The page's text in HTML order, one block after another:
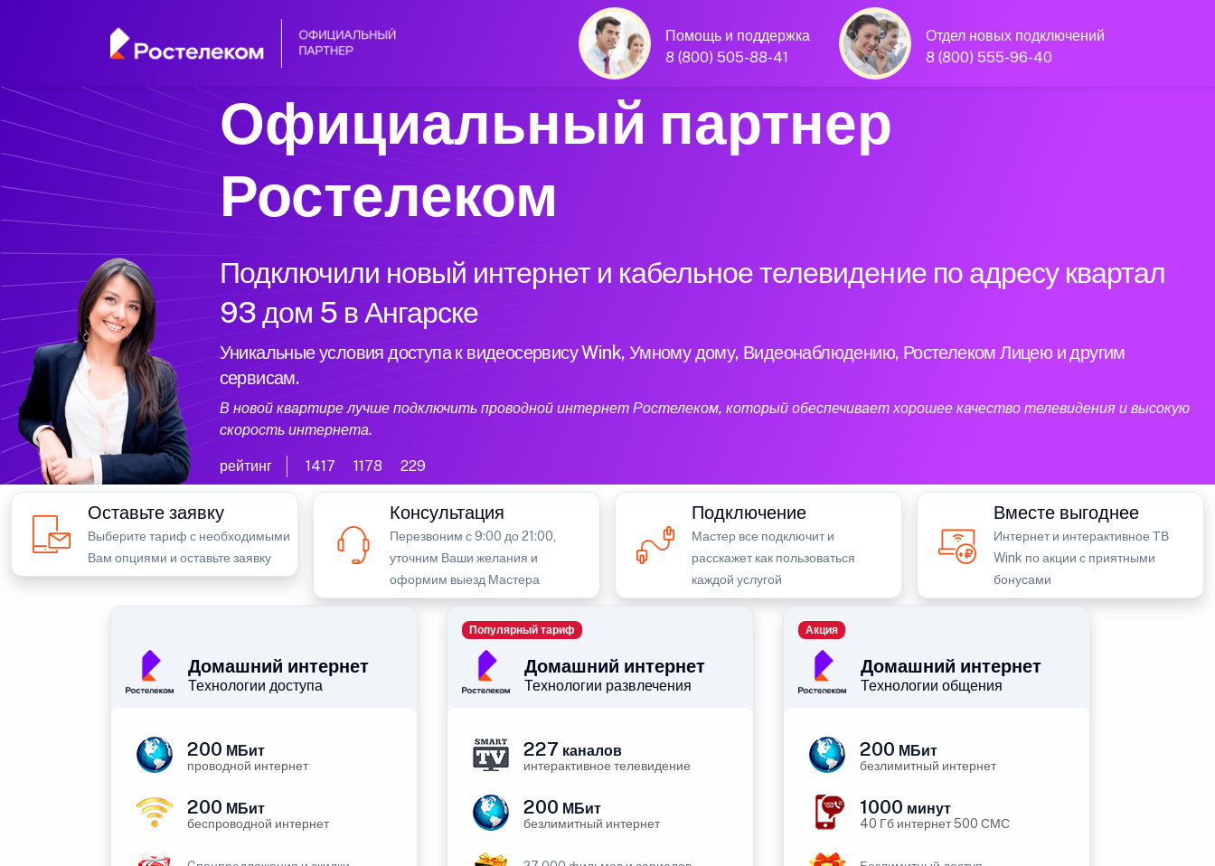
Помощь и поддержка
8 (800) 505-88-41
Отдел новых подключений
8 (800) 555-96-40
Официальный партнер
Ростелеком
Подключили новый интернет и кабельное телевидение по адресу квартал
93 дом 5 в Ангарске
Уникальные условия доступа к видеосервису Wink, Умному дому, Видеонаблюдению, Ростелеком Лицею и другим
сервисам.
В новой квартире лучше подключить проводной интернет Ростелеком, который обеспечивает хорошее качество телевидения и высокую
скорость интернета.
рейтинг 1417 1178 229
Оставьте заявку
Выберите тариф с необходимыми
Вам опциями и оставьте заявку
Консультация
Перезвоним с 9:00 до 21:00,
уточним Ваши желания и
оформим выезд Мастера
Подключение
Мастер все подключит и
расскажет как пользоваться
каждой услугой
Вместе выгоднее
Интернет и интерактивное ТВ
Wink по акции с приятными
бонусами
Домашний интернет
Технологии доступа
200 МБит
проводной интернет
200 МБит
беспроводной интернет
Домашний интернет
Технологии развлечения
Популярный тариф
227 каналов
интерактивное телевидение
200 МБит
безлимитный интернет
Домашний интернет
Технологии общения
Акция
200 МБит
безлимитный интернет
1000 минут
40 Гб интернет 500 СМС